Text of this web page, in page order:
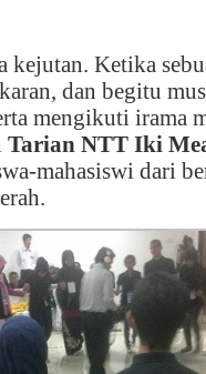
kejutan. Ketika
dan begitu
mengikuti irama
Tarian NTT Iki
mahasiswi dari